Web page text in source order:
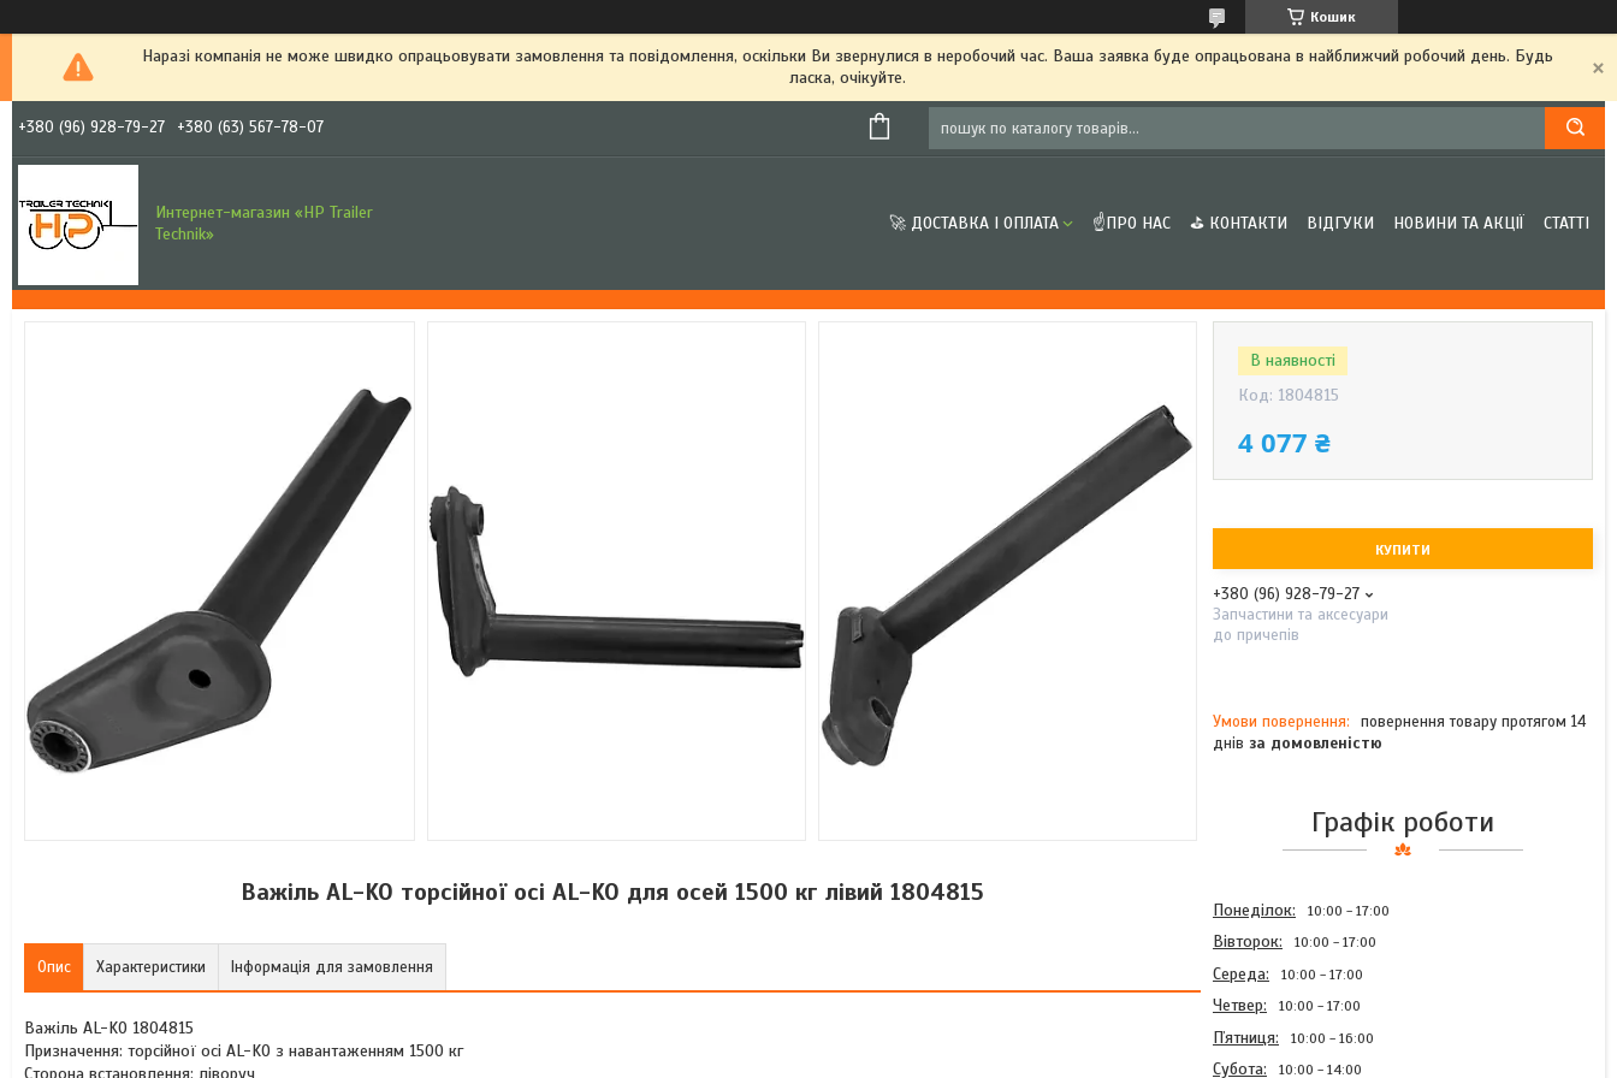
Кошик
Наразі компанія не може швидко опрацьовувати замовлення та повідомлення, оскільки Ви звернулися в неробочий час. Ваша заявка буде опрацьована в найближчий робочий день. Будь
ласка, очікуйте.
+380 (96) 928-79-27 +380 (63) 567-78-07
Интернет-магазин «HP Trailer
Technik»
🚀 ДОСТАВКА І ОПЛАТА ☝ПРО НАС ⛳ КОНТАКТИ ВІДГУКИ НОВИНИ ТА АКЦІЇ СТАТТІ
Важіль AL-KO торсійної осі AL-KO для осей 1500 кг лівий 1804815
Опис Характеристики Інформація для замовлення
Важіль AL-KO 1804815
Призначення: торсійної осі AL-KO з навантаженням 1500 кг
Сторона встановлення: ліворуч
В наявності
Код: 1804815
4 077 ₴
КУПИТИ
+380 (96) 928-79-27
Запчастини та аксесуари
до причепів
повернення товару протягом 14
днів за домовленістю
Графік роботи
Понеділок 10:00 17:00
Вівторок 10:00 17:00
Середа 10:00 17:00
Четвер 10:00 17:00
Пʼятниця 10:00 16:00
Субота 10:00 14:00